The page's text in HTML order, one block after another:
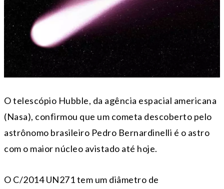
O telescópio Hubble, da agência espacial americana
(Nasa), confirmou que um cometa descoberto pelo
astrônomo brasileiro Pedro Bernardinelli é o astro
com o maior núcleo avistado até hoje.
O C/2014 UN271 tem um diâmetro de